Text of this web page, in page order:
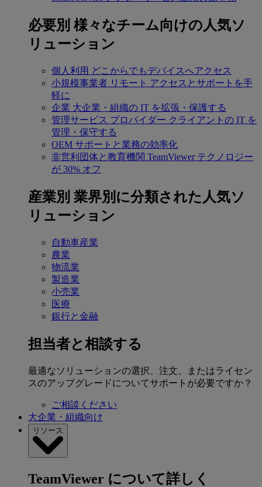
必要別 様々なチーム向けの人気ソ
リューション
個人利用 どこからでもデバイスへアクセス
小規模事業者 リモート アクセスとサポートを手
軽に
企業 大企業・組織の IT を拡張・保護する
管理サービス プロバイダー クライアントの IT を
管理・保守する
OEM サポートと業務の効率化
非営利団体と教育機関 TeamViewer テクノロジー
が 30% オフ
産業別 業界別に分類された人気ソ
リューション
自動車産業
農業
物流業
製造業
小売業
医療
銀行と金融
担当者と相談する
最適なソリューションの選択、注文、またはライセン
スのアップグレードについてサポートが必要ですか？
ご相談ください
大企業・組織向け
リソース
TeamViewer について詳しく